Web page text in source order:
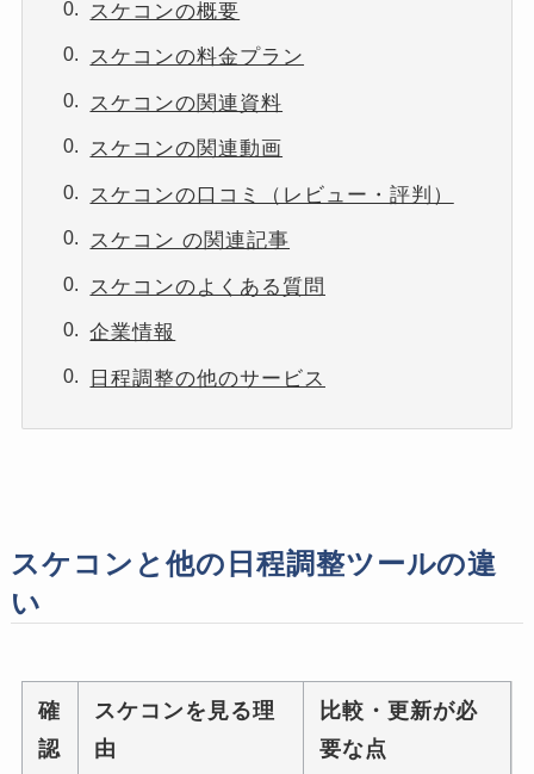
スケコンの概要
スケコンの料金プラン
スケコンの関連資料
スケコンの関連動画
スケコンの口コミ（レビュー・評判）
スケコン の関連記事
スケコンのよくある質問
企業情報
日程調整の他のサービス
スケコンと他の日程調整ツールの違
い
確
認
スケコンを見る理
由
比較・更新が必
要な点